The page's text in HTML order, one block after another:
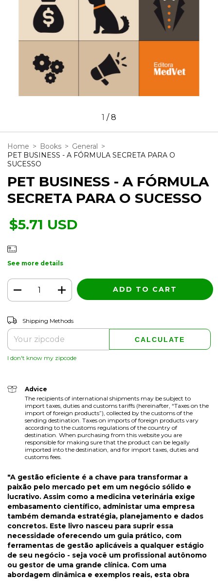
1 /8
Home > Books > General
>
PET BUSINESS - A FÓRMULA SECRETA PARA O
SUCESSO
PET BUSINESS - A FÓRMULA
SECRETA PARA O SUCESSO
$5.71 USD
See more details
Shipping for zipcode:
Shipping Methods
CALCULATE
I don't know my zipcode
Advice
The recipients of international shipments may be subject to
import taxes, duties and customs tariffs (hereinafter, “Taxes on the
import of foreign products”), collected by the customs of the
sending destination. Taxes on imports of foreign products vary
according to the customs regulations of the country of
destination. When purchasing from this website you are
responsible for making sure that the product can be legally
imported into the destination, and for import taxes, duties and
customs fees.
"A gestão eficiente é a chave para transformar a
paixão pelo mercado pet em um negócio sólido e
lucrativo. Assim como a medicina veterinária exige
embasamento científico, administar uma empresa
também demanda estratégia, planejamento e dados
concretos. Este livro nasceu para suprir essa
necessidade oferecendo um guia prático, com
ferramentas de gestão aplicáveis a qualquer estágio
de seu negócio - seja você um profissional autônomo
ou gestor de uma grande clínica. Com uma
abordagem dinâmica e exemplos reais, esta obra